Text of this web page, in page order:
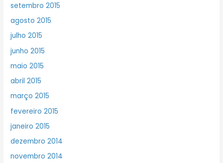
setembro 2015
agosto 2015
julho 2015
junho 2015
maio 2015
abril 2015
março 2015
fevereiro 2015
janeiro 2015
dezembro 2014
novembro 2014